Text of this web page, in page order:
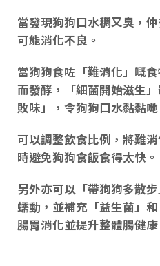
當發現狗狗口水稠又臭，
可能消化不良 。
當狗狗食咗「難消化」 嘅
而發酵 ，「細菌開始滋生
敗味」，令狗狗口水黏黏哋
可以調整飲食比例 ，將難
時避免狗狗食飯食得太快。
另外亦可以「帶狗狗多散步
蠕動，並補充「益生菌」
腸胃消化並提升整體腸健康